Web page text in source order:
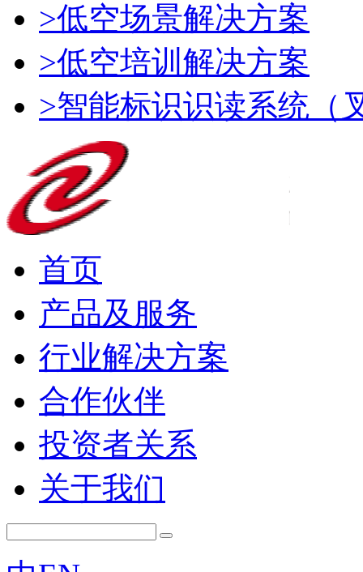
>低空场景解决方案
>低空培训解决方案
>智能标识识读系统（
首页
产品及服务
行业解决方案
合作伙伴
投资者关系
关于我们